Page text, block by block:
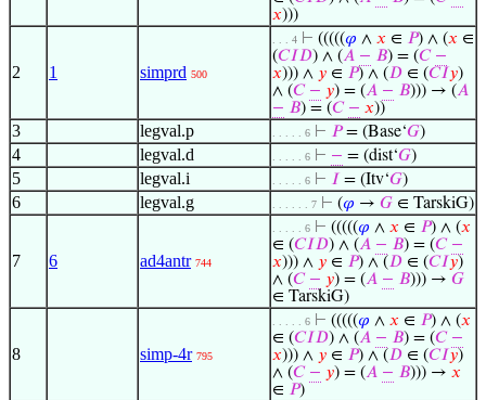
𝑥)))
2 1 simprd 500
. . . 4 ⊢ (((((𝜑 ∧ 𝑥 ∈ 𝑃) ∧ (𝑥 ∈
(𝐶𝐼𝐷) ∧ (𝐴 − 𝐵) = (𝐶 −
𝑥))) ∧ 𝑦 ∈ 𝑃) ∧ (𝐷 ∈ (𝐶𝐼𝑦)
∧ (𝐶 − 𝑦) = (𝐴 − 𝐵))) → (𝐴
− 𝐵) = (𝐶 − 𝑥))
3 legval.p . . . . . 6 ⊢ 𝑃= (Base‘𝐺)
4 legval.d . . . . . 6 ⊢ − = (dist‘𝐺)
5 legval.i . . . . . 6 ⊢ 𝐼 = (Itv‘𝐺)
6 legval.g . . . . . . 7 ⊢ (𝜑 → 𝐺 ∈ TarskiG)
7 6 ad4antr 744
. . . . . 6 ⊢ (((((𝜑 ∧ 𝑥 ∈ 𝑃) ∧ (𝑥
∈ (𝐶𝐼𝐷) ∧ (𝐴 − 𝐵) = (𝐶 −
𝑥))) ∧ 𝑦 ∈ 𝑃) ∧ (𝐷 ∈ (𝐶𝐼𝑦)
∧ (𝐶 − 𝑦) = (𝐴 − 𝐵))) → 𝐺
∈ TarskiG)
8 simp-4r 795
. . . . . 6 ⊢ (((((𝜑 ∧ 𝑥 ∈ 𝑃) ∧ (𝑥
∈ (𝐶𝐼𝐷) ∧ (𝐴 − 𝐵) = (𝐶 −
𝑥))) ∧ 𝑦 ∈ 𝑃) ∧ (𝐷 ∈ (𝐶𝐼𝑦)
∧ (𝐶 − 𝑦) = (𝐴 − 𝐵))) → 𝑥
∈ 𝑃)